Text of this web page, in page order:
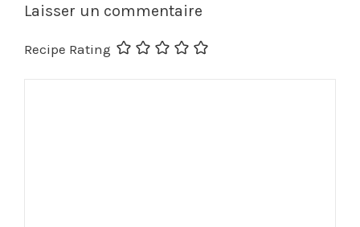
Laisser un commentaire
Recipe Rating